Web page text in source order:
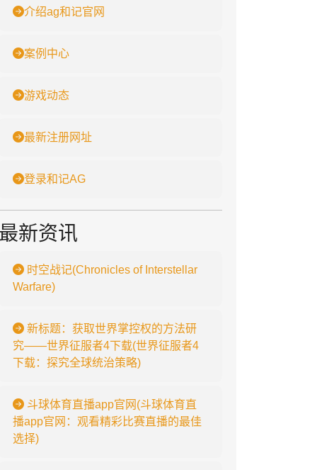
介绍ag和记官网
案例中心
游戏动态
最新注册网址
登录和记AG
新资讯
时空战记(Chronicles of Interstellar
Warfare)
新标题：获取世界掌控权的方法研
究——世界征服者4下载(世界征服者4
下载：探究全球统治策略)
斗球体育直播app官网(斗球体育直
播app官网：观看精彩比赛直播的最佳
选择)